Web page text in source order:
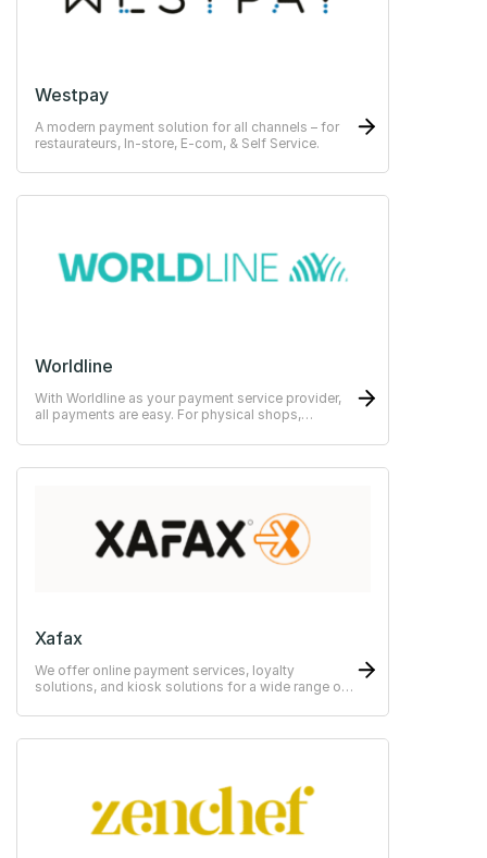
Westpay
A modern payment solution for all channels – for
restaurateurs, In-store, E-com, & Self Service.
Worldline
With Worldline as your payment service provider,
all payments are easy. For physical shops,
Xafax
We offer online payment services, loyalty
solutions, and kiosk solutions for a wide range of